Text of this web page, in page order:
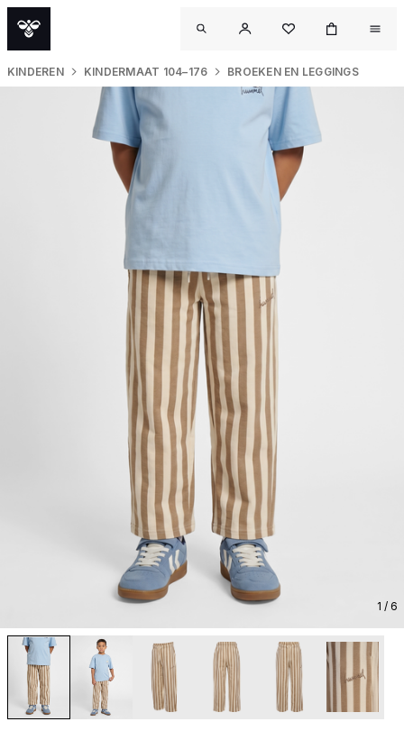
KINDEREN KINDERMAAT 104–176 BROEKEN EN LEGGINGS
1 / 6